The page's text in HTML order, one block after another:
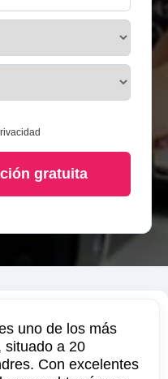
gratuita
uno de los más
situado a 20
Con excelentes